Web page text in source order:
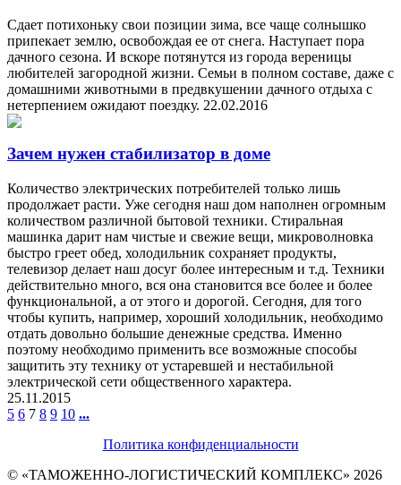
Сдает потихоньку свои позиции зима, все чаще солнышко
припекает землю, освобождая ее от снега. Наступает пора
дачного сезона. И вскоре потянутся из города вереницы
любителей загородной жизни. Семьи в полном составе, даже с
домашними животными в предвкушении дачного отдыха с
нетерпением ожидают поездку. 22.02.2016
Зачем нужен стабилизатор в доме
Количество электрических потребителей только лишь
продолжает расти. Уже сегодня наш дом наполнен огромным
количеством различной бытовой техники. Стиральная
машинка дарит нам чистые и свежие вещи, микроволновка
быстро греет обед, холодильник сохраняет продукты,
телевизор делает наш досуг более интересным и т.д. Техники
действительно много, вся она становится все более и более
функциональной, а от этого и дорогой. Сегодня, для того
чтобы купить, например, хороший холодильник, необходимо
отдать довольно большие денежные средства. Именно
поэтому необходимо применить все возможные способы
защитить эту технику от устаревшей и нестабильной
электрической сети общественного характера.
25.11.2015
5 6 7 8 9 10 ...
Политика конфиденциальности
© «ТАМОЖЕННО-ЛОГИСТИЧЕСКИЙ КОМПЛЕКС» 2026